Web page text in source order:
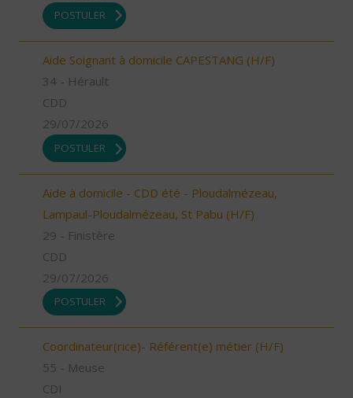
POSTULER
Aide Soignant à domicile CAPESTANG (H/F)
34 - Hérault
CDD
29/07/2026
POSTULER
Aide à domicile - CDD été - Ploudalmézeau,
Lampaul-Ploudalmézeau, St Pabu (H/F)
29 - Finistère
CDD
29/07/2026
POSTULER
Coordinateur(rice)- Référent(e) métier (H/F)
55 - Meuse
CDI